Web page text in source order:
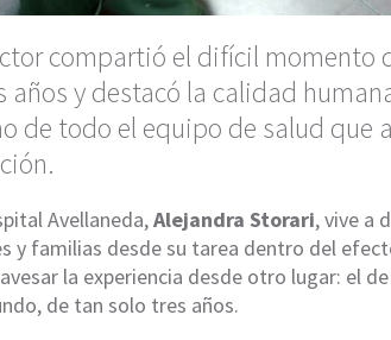
compartió el difícil momento
y destacó la calidad
de todo el equipo de salud que
Avellaneda,Alejandra Storari, vive a
y familias desde su tarea dentro del
la experiencia desde otro lugar: el
de tan solo tres años.